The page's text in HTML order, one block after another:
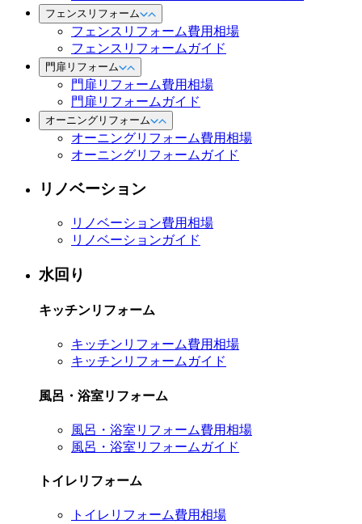
フェンスリフォーム
フェンスリフォーム費用相場
フェンスリフォームガイド
門扉リフォーム
門扉リフォーム費用相場
門扉リフォームガイド
オーニングリフォーム
オーニングリフォーム費用相場
オーニングリフォームガイド
リノベーション
リノベーション費用相場
リノベーションガイド
水回り
キッチンリフォーム
キッチンリフォーム費用相場
キッチンリフォームガイド
風呂・浴室リフォーム
風呂・浴室リフォーム費用相場
風呂・浴室リフォームガイド
トイレリフォーム
トイレリフォーム費用相場